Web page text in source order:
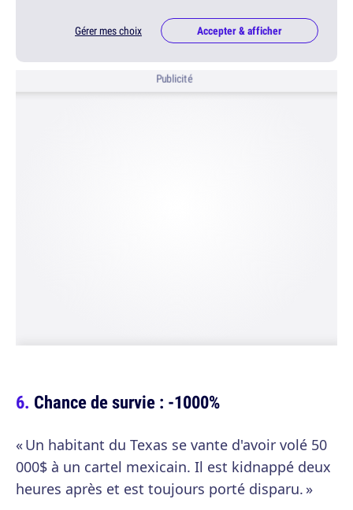
Gérer mes choix Accepter & afficher
Publicité
Chance de survie : -1000%
« Un habitant du Texas se vante d'avoir volé 50
000$ à un cartel mexicain. Il est kidnappé deux
heures après et est toujours porté disparu. »